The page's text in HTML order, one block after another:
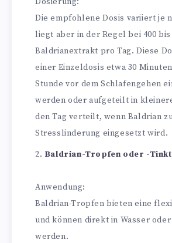
Die empfohlene Dosis variiert je
liegt aber in der Regel bei 400 bis
Baldrianextrakt pro Tag. Diese
einer Einzeldosis etwa 30
Stunde vor dem Schlafengehen
werden oder aufgeteilt in
den Tag verteilt, wenn Baldrian
Stresslinderung eingesetzt wird.
Baldrian-Tropfen oder -
Anwendung:
Baldrian-Tropfen bieten eine
und können direkt in Wasser
werden.